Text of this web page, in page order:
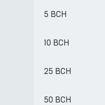
5 BCH
10 BCH
25 BCH
50 BCH